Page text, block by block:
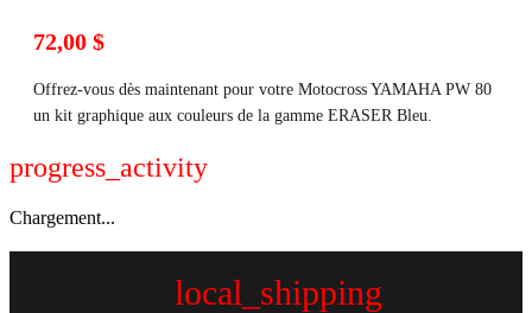
72,00 $
Offrez-vous dès maintenant pour votre Motocross YAMAHA PW 80
un kit graphique aux couleurs de la gamme ERASER Bleu.
progress_activity
Chargement...
local_shipping